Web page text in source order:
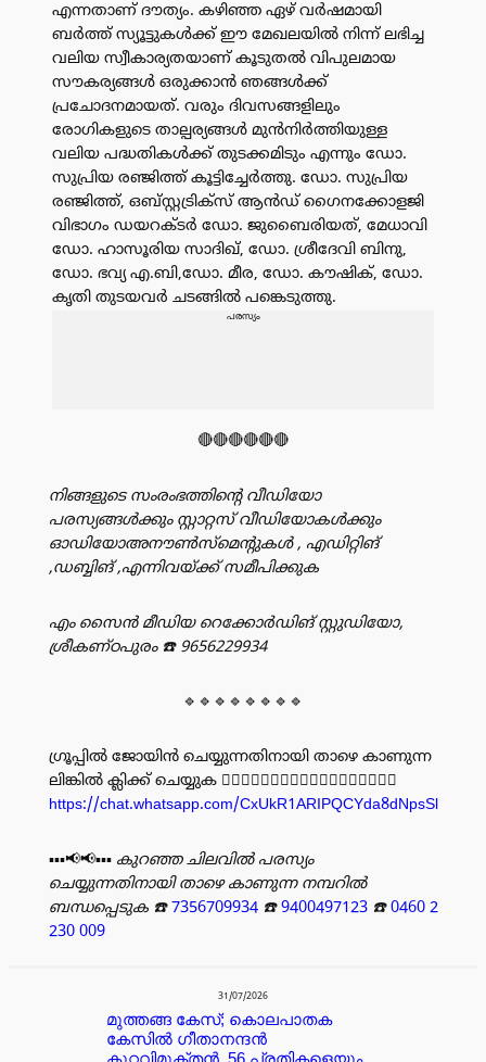
എന്നതാണ് ദൗത്യം. കഴിഞ്ഞ ഏഴ് വർഷമായി
ബർത്ത് സ്യൂട്ടുകൾക്ക് ഈ മേഖലയിൽ നിന്ന് ലഭിച്ച
വലിയ സ്വീകാര്യതയാണ് കൂടുതൽ വിപുലമായ
സൗകര്യങ്ങൾ ഒരുക്കാൻ ഞങ്ങൾക്ക്
പ്രചോദനമായത്. വരും ദിവസങ്ങളിലും
രോഗികളുടെ താല്പര്യങ്ങൾ മുൻനിർത്തിയുള്ള
വലിയ പദ്ധതികൾക്ക് തുടക്കമിടും എന്നും ഡോ.
സുപ്രിയ രഞ്ജിത്ത് കൂട്ടിച്ചേർത്തു. ഡോ. സുപ്രിയ
രഞ്ജിത്ത്, ഒബ്‌സ്റ്റട്രിക്‌സ് ആൻഡ് ഗൈനക്കോളജി
വിഭാഗം ഡയറക്ടർ ഡോ. ജുബൈരിയത്, മേധാവി
ഡോ. ഹാസൂരിയ സാദിഖ്, ഡോ. ശ്രീദേവി ബിനു,
ഡോ. ഭവ്യ എ.ബി,ഡോ. മീര, ഡോ. കൗഷിക്, ഡോ.
കൃതി തുടയവർ ചടങ്ങിൽ പങ്കെടുത്തു.
പരസ്യം
🔴🔴🔴🔴🔴🔴
നിങ്ങളുടെ സംരംഭത്തിൻ്റെ വീഡിയോ
പരസ്യങ്ങൾക്കും സ്റ്റാറ്റസ് വീഡിയോകൾക്കും
ഓഡിയോഅനൗൺസ്‌മെന്റുകൾ , എഡിറ്റിങ്
,ഡബ്ബിങ് ,എന്നിവയ്ക്ക് സമീപിക്കുക
എം സൈൻ മീഡിയ റെക്കോർഡിങ് സ്റ്റുഡിയോ,
ശ്രീകണ്ഠപുരം ☎️ 9656229934
🔹🔹🔹🔹🔹🔹🔹🔹
ഗ്രൂപ്പിൽ ജോയിൻ ചെയ്യുന്നതിനായി താഴെ കാണുന്ന
ലിങ്കിൽ ക്ലിക്ക് ചെയ്യുക 👇🏻👇🏻👇🏻👇🏻👇🏻👇🏻👇🏻👇🏻👇🏻
https://chat.whatsapp.com/CxUkR1ARIPQCYda8dNpsSl
▪️▪️▪️📢📢▪️▪️▪️ കുറഞ്ഞ ചിലവിൽ പരസ്യം
ചെയ്യുന്നതിനായി താഴെ കാണുന്ന നമ്പറിൽ
ബന്ധപ്പെടുക ☎️7356709934 ☎️9400497123 ☎️0460 2
230 009
31/07/2026
മുത്തങ്ങ കേസ്; കൊലപാതക
കേസില്‍ ഗീതാനന്ദൻ
കുറ്റവിമുക്തന്‍, 56 പ്രതികളെയും